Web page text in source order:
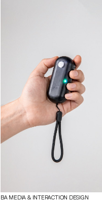
BA MEDIA & INTERACTION DESIGN